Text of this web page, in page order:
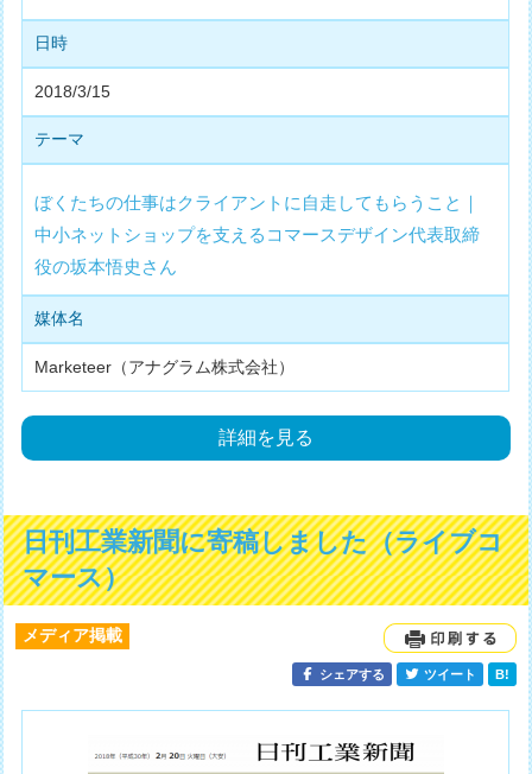
日時
2018/3/15
テーマ
ぼくたちの仕事はクライアントに自走してもらうこと｜
中小ネットショップを支えるコマースデザイン代表取締
役の坂本悟史さん
媒体名
Marketeer（アナグラム株式会社）
詳細を見る
日刊工業新聞に寄稿しました（ライブコ
マース）
メディア掲載
シェアする ツイート B!